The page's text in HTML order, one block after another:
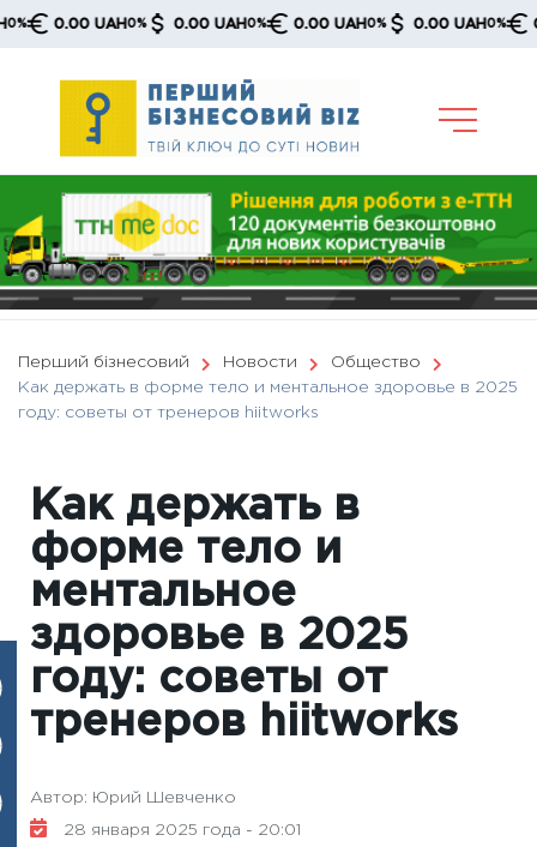
Skip
0.00 UAH0% 0.00 UAH0% 0.00 UAH0% 0.00 UAH0%
Перший бізнесовий Новости
Общество
Как держать в форме тело и ментальное здоровье в 2025
году: советы от тренеров hiitworks
Как держать в
форме тело и
ментальное
здоровье в 2025
году: советы от
тренеров hiitworks
Автор: Юрий Шевченко
28 января 2025 года - 20:01